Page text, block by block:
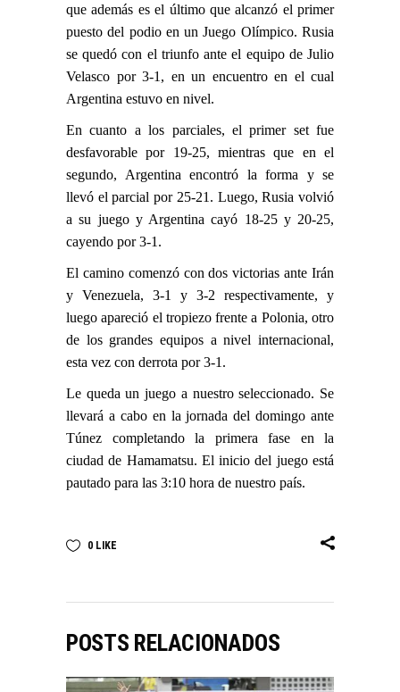
que además es el último que alcanzó el primer
puesto del podio en un Juego Olímpico. Rusia
se quedó con el triunfo ante el equipo de Julio
Velasco por 3-1, en un encuentro en el cual
Argentina estuvo en nivel.
En cuanto a los parciales, el primer set fue
desfavorable por 19-25, mientras que en el
segundo, Argentina encontró la forma y se
llevó el parcial por 25-21. Luego, Rusia volvió
a su juego y Argentina cayó 18-25 y 20-25,
cayendo por 3-1.
El camino comenzó con dos victorias ante Irán
y Venezuela, 3-1 y 3-2 respectivamente, y
luego apareció el tropiezo frente a Polonia, otro
de los grandes equipos a nivel internacional,
esta vez con derrota por 3-1.
Le queda un juego a nuestro seleccionado. Se
llevará a cabo en la jornada del domingo ante
Túnez completando la primera fase en la
ciudad de Hamamatsu. El inicio del juego está
pautado para las 3:10 hora de nuestro país.
0 LIKE
POSTS RELACIONADOS